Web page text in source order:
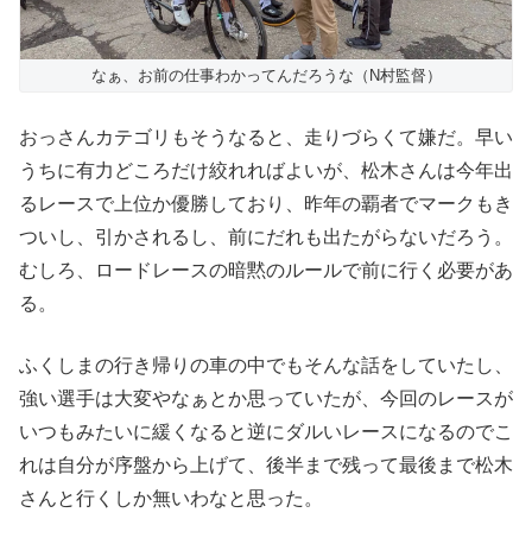
なぁ、お前の仕事わかってんだろうな（N村監督）
おっさんカテゴリもそうなると、走りづらくて嫌だ。早い
うちに有力どころだけ絞れればよいが、松木さんは今年出
るレースで上位か優勝しており、昨年の覇者でマークもき
ついし、引かされるし、前にだれも出たがらないだろう。
むしろ、ロードレースの暗黙のルールで前に行く必要があ
る。
ふくしまの行き帰りの車の中でもそんな話をしていたし、
強い選手は大変やなぁとか思っていたが、今回のレースが
いつもみたいに緩くなると逆にダルいレースになるのでこ
れは自分が序盤から上げて、後半まで残って最後まで松木
さんと行くしか無いわなと思った。